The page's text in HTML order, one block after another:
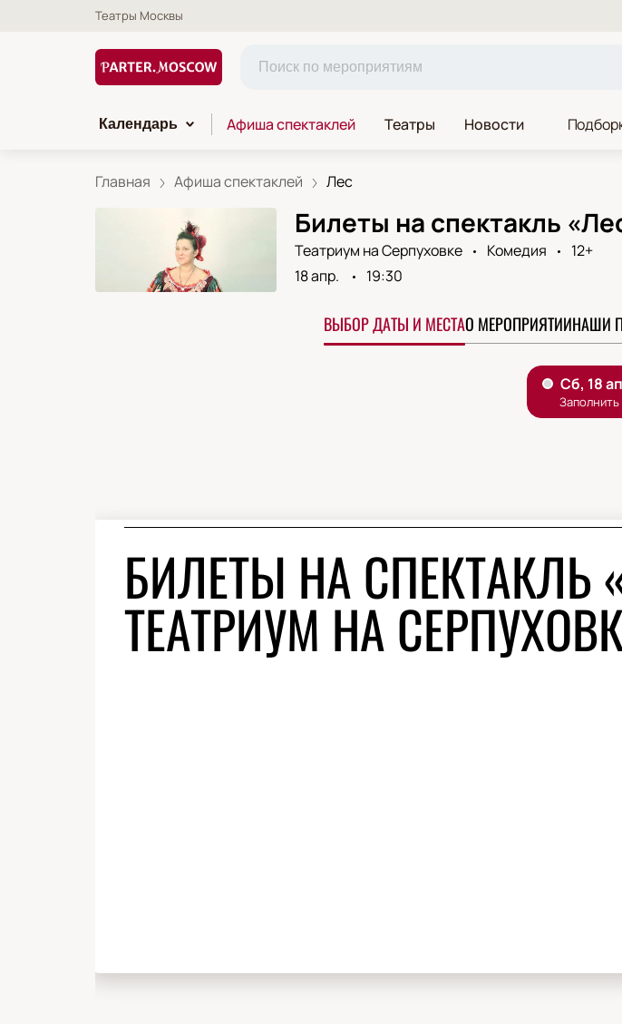
Театры Москвы
Календарь Афиша спектаклей Театры Новости
Главная Афиша спектаклей Лес
Билеты на спектакль
Театриум на Серпуховке Комедия
12+
18 апр.
19:30
ВЫБОР ДАТЫ И МЕСТАО МЕРОПРИЯТИИНАШИ
БИЛЕТЫ НА СПЕКТАКЛЬ
ТЕАТРИУМ НА